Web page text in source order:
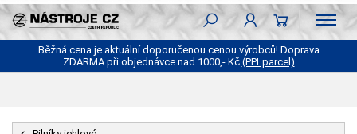
Běžná cena je aktuální doporučenou cenou výrobců! Doprava
ZDARMA při objednávce nad 1000,- Kč (PPLparcel)